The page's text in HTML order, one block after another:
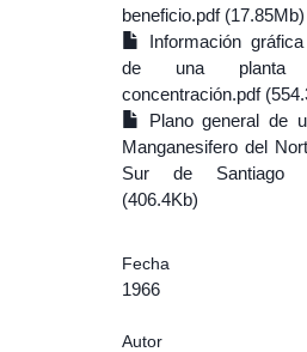
beneficio.pdf (17.85Mb)
Información
de una planta
concentración.pdf
Plano general de
Manganesifero del
Sur de Santiago
(406.4Kb)
Fecha
1966
Autor